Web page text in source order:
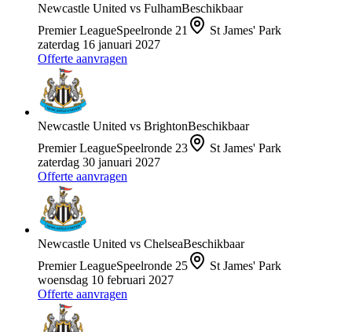
Newcastle United vs FulhamBeschikbaar
Premier LeagueSpeelronde 21
St James' Park
zaterdag 16 januari 2027
Offerte aanvragen
Newcastle United vs BrightonBeschikbaar
Premier LeagueSpeelronde 23
St James' Park
zaterdag 30 januari 2027
Offerte aanvragen
Newcastle United vs ChelseaBeschikbaar
Premier LeagueSpeelronde 25
St James' Park
woensdag 10 februari 2027
Offerte aanvragen